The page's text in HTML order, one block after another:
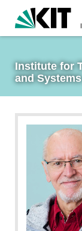
Institute for
and